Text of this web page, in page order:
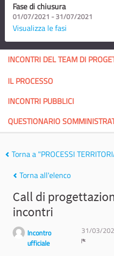
Fase di chiusura
01/07/2021 - 31/07/2021
Visualizza le fasi
INCONTRI DEL TEAM DI
IL PROCESSO
INCONTRI PUBBLICI
QUESTIONARIO
Torna a "PROCESSI
Torna all'elenco
Call di
incontri
Incontro
ufficiale
31/03/